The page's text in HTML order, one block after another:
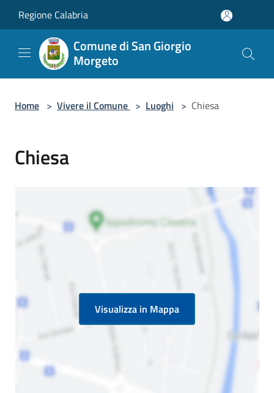
Regione Calabria
Comune di San Giorgio
Morgeto
Home > Vivere il Comune > Luoghi > Chiesa
Chiesa
Visualizza in Mappa